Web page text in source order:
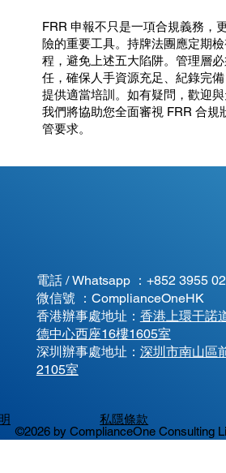
FRR 申報不只是一項合規義務，
險的重要工具。持牌法團應定期
程，避免上述五大陷阱。管理層
任，確保人手資源充足、紀錄完
提供適當培訓。如有疑問，歡迎與
我們將協助您全面審視 FRR 合規
管要求。
©2026 by ComplianceOne Consulting
電話 / Whatsapp ： +852 3955
微信號 ：ComplianceOneHK
香港辦事處地址： 香港上環干諾
德中心西座16樓1605室
​深圳辦事處地址： 深圳市南山區
2105室
私隱條款